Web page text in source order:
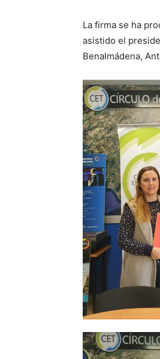
La firma se ha
asistido el
Benalmádena,